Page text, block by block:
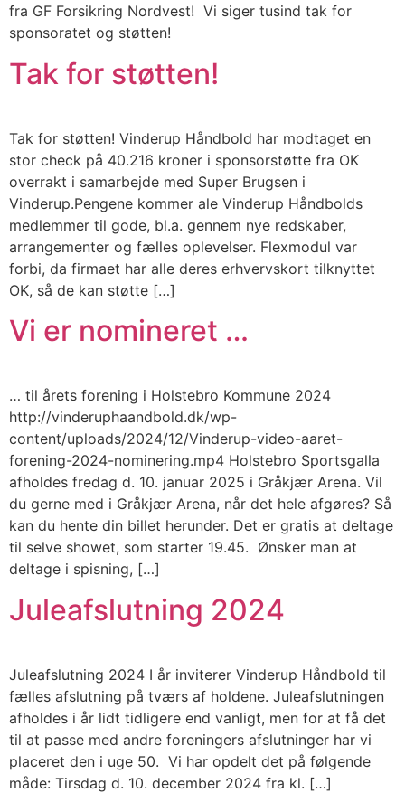
fra GF Forsikring Nordvest! Vi siger tusind tak for
sponsoratet og støtten!
Tak for støtten!
Tak for støtten! Vinderup Håndbold har modtaget en
stor check på 40.216 kroner i sponsorstøtte fra OK
overrakt i samarbejde med Super Brugsen i
Vinderup.Pengene kommer ale Vinderup Håndbolds
medlemmer til gode, bl.a. gennem nye redskaber,
arrangementer og fælles oplevelser. Flexmodul var
forbi, da firmaet har alle deres erhvervskort tilknyttet
OK, så de kan støtte […]
Vi er nomineret …
… til årets forening i Holstebro Kommune 2024
http://vinderuphaandbold.dk/wp-
content/uploads/2024/12/Vinderup-video-aaret-
forening-2024-nominering.mp4 Holstebro Sportsgalla
afholdes fredag d. 10. januar 2025 i Gråkjær Arena. Vil
du gerne med i Gråkjær Arena, når det hele afgøres? Så
kan du hente din billet herunder. Det er gratis at deltage
til selve showet, som starter 19.45. Ønsker man at
deltage i spisning, […]
Juleafslutning 2024
Juleafslutning 2024 I år inviterer Vinderup Håndbold til
fælles afslutning på tværs af holdene. Juleafslutningen
afholdes i år lidt tidligere end vanligt, men for at få det
til at passe med andre foreningers afslutninger har vi
placeret den i uge 50. Vi har opdelt det på følgende
måde: Tirsdag d. 10. december 2024 fra kl. […]